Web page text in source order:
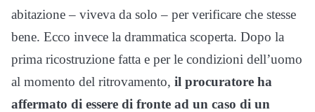
abitazione – viveva da solo – per verificare che stesse
bene. Ecco invece la drammatica scoperta. Dopo la
prima ricostruzione fatta e per le condizioni dell’uomo
al momento del ritrovamento, il procuratore ha
affermato di essere di fronte ad un caso di un